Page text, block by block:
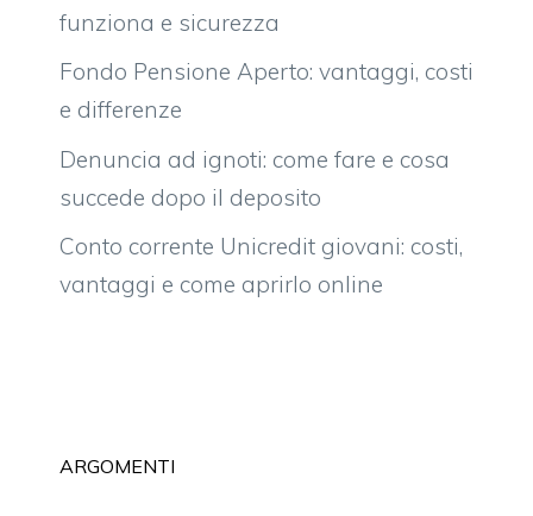
funziona e sicurezza
Fondo Pensione Aperto: vantaggi, costi
e differenze
Denuncia ad ignoti: come fare e cosa
succede dopo il deposito
Conto corrente Unicredit giovani: costi,
vantaggi e come aprirlo online
ARGOMENTI